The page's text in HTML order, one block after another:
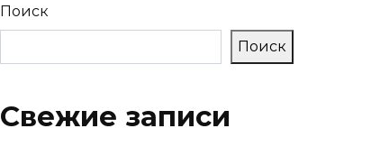
Поиск
Поиск
Свежие записи